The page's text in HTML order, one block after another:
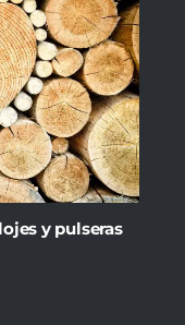
y pulseras